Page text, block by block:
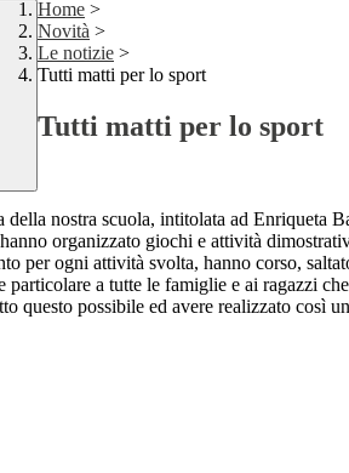
Home >
Novità >
Le notizie >
Tutti matti per lo sport
Tutti matti per lo sport
nostra scuola, intitolata ad Enriqueta
organizzato giochi e attività
per ogni attività svolta, hanno corso,
a tutte le famiglie e ai ragazzi
questo possibile ed avere realizzato così